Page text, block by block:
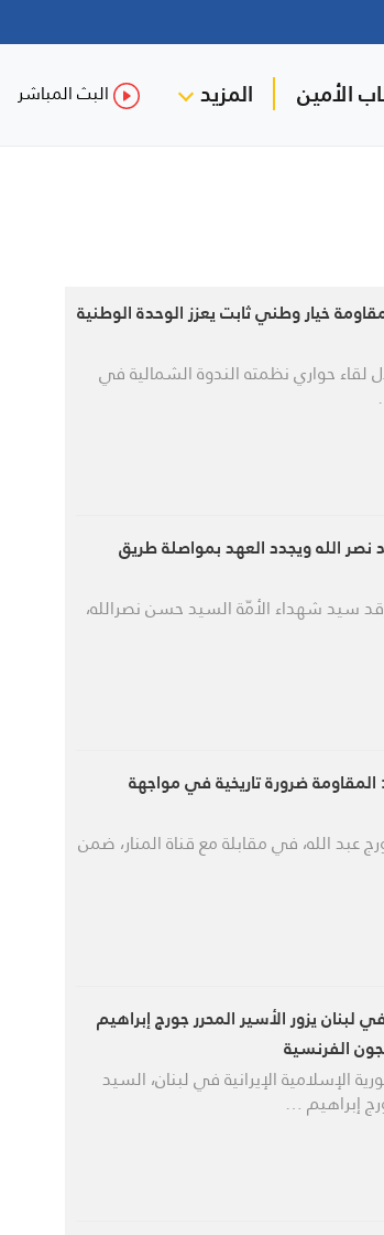
الأمين المزيد البث المباشر
خيار وطني ثابت يعزز الوحدة الوطنية
لقاء حواري نظمته الندوة الشمالية في
نصر الله ويجدد العهد بمواصلة طريق
سيد شهداء الأمّة السيد حسن نصرالله،
المقاومة ضرورة تاريخية في مواجهة
عبد الله، في مقابلة مع قناة المنار، ضمن
لبنان يزور الأسير المحرر جورج إبراهيم
الفرنسية
الإسلامية الإيرانية في لبنان، السيد
إبراهيم …